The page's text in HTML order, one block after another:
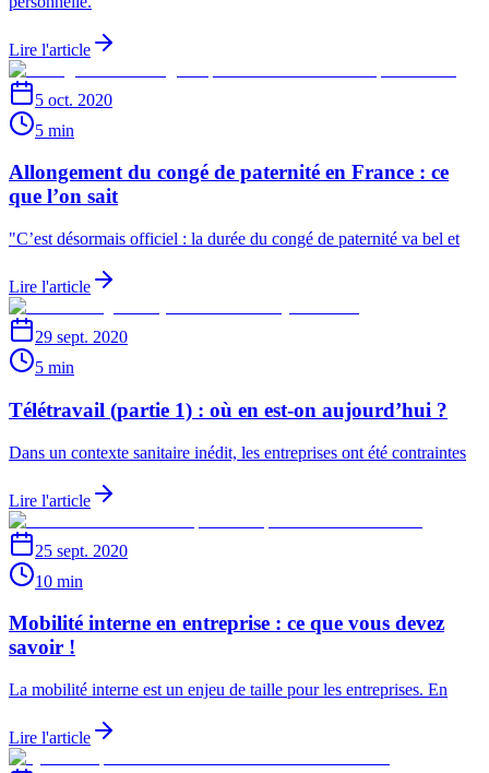
Lire l'article
5 oct. 2020
5 min
Allongement du congé de paternité en France : ce
que l’on sait
"C’est désormais officiel : la durée du congé de paternité va bel et
Lire l'article
29 sept. 2020
5 min
Télétravail (partie 1) : où en est-on aujourd’hui ?
Dans un contexte sanitaire inédit, les entreprises ont été contraintes
Lire l'article
25 sept. 2020
10 min
Mobilité interne en entreprise : ce que vous devez
savoir !
La mobilité interne est un enjeu de taille pour les entreprises. En
Lire l'article